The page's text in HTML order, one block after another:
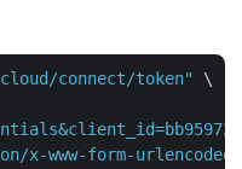
connect/token"
\
x-www-form-urlencoded"